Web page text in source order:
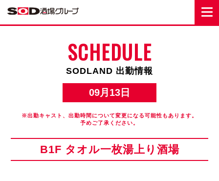
SCHEDULE
SODLAND 出勤情報
09月13日
※出勤キャスト、出勤時間について変更になる可能性もあります。
予めご了承ください。
B1F タオル一枚湯上り酒場